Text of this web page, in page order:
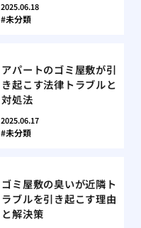
2025.06.18
未分類
アパートのゴミ屋敷が引
き起こす法律トラブルと
対処法
2025.06.17
未分類
ゴミ屋敷の臭いが近隣ト
ラブルを引き起こす理由
と解決策